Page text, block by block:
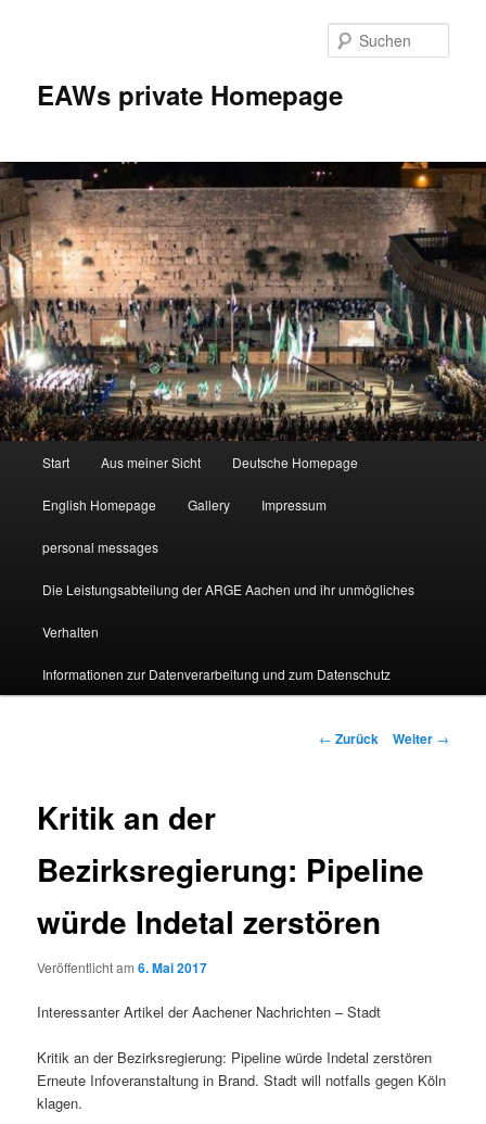
EAWs private Homepage
Start Aus meiner Sicht Deutsche Homepage
English Homepage Gallery Impressum
personal messages
Die Leistungsabteilung der ARGE Aachen und ihr unmögliches
Verhalten
Informationen zur Datenverarbeitung und zum Datenschutz
Beitragsnavigation
← Zurück Weiter →
Kritik an der
Bezirksregierung: Pipeline
würde Indetal zerstören
Veröffentlicht am6. Mai 2017
Interessanter Artikel der Aachener Nachrichten – Stadt
Kritik an der Bezirksregierung: Pipeline würde Indetal zerstören
Erneute Infoveranstaltung in Brand. Stadt will notfalls gegen Köln
klagen.